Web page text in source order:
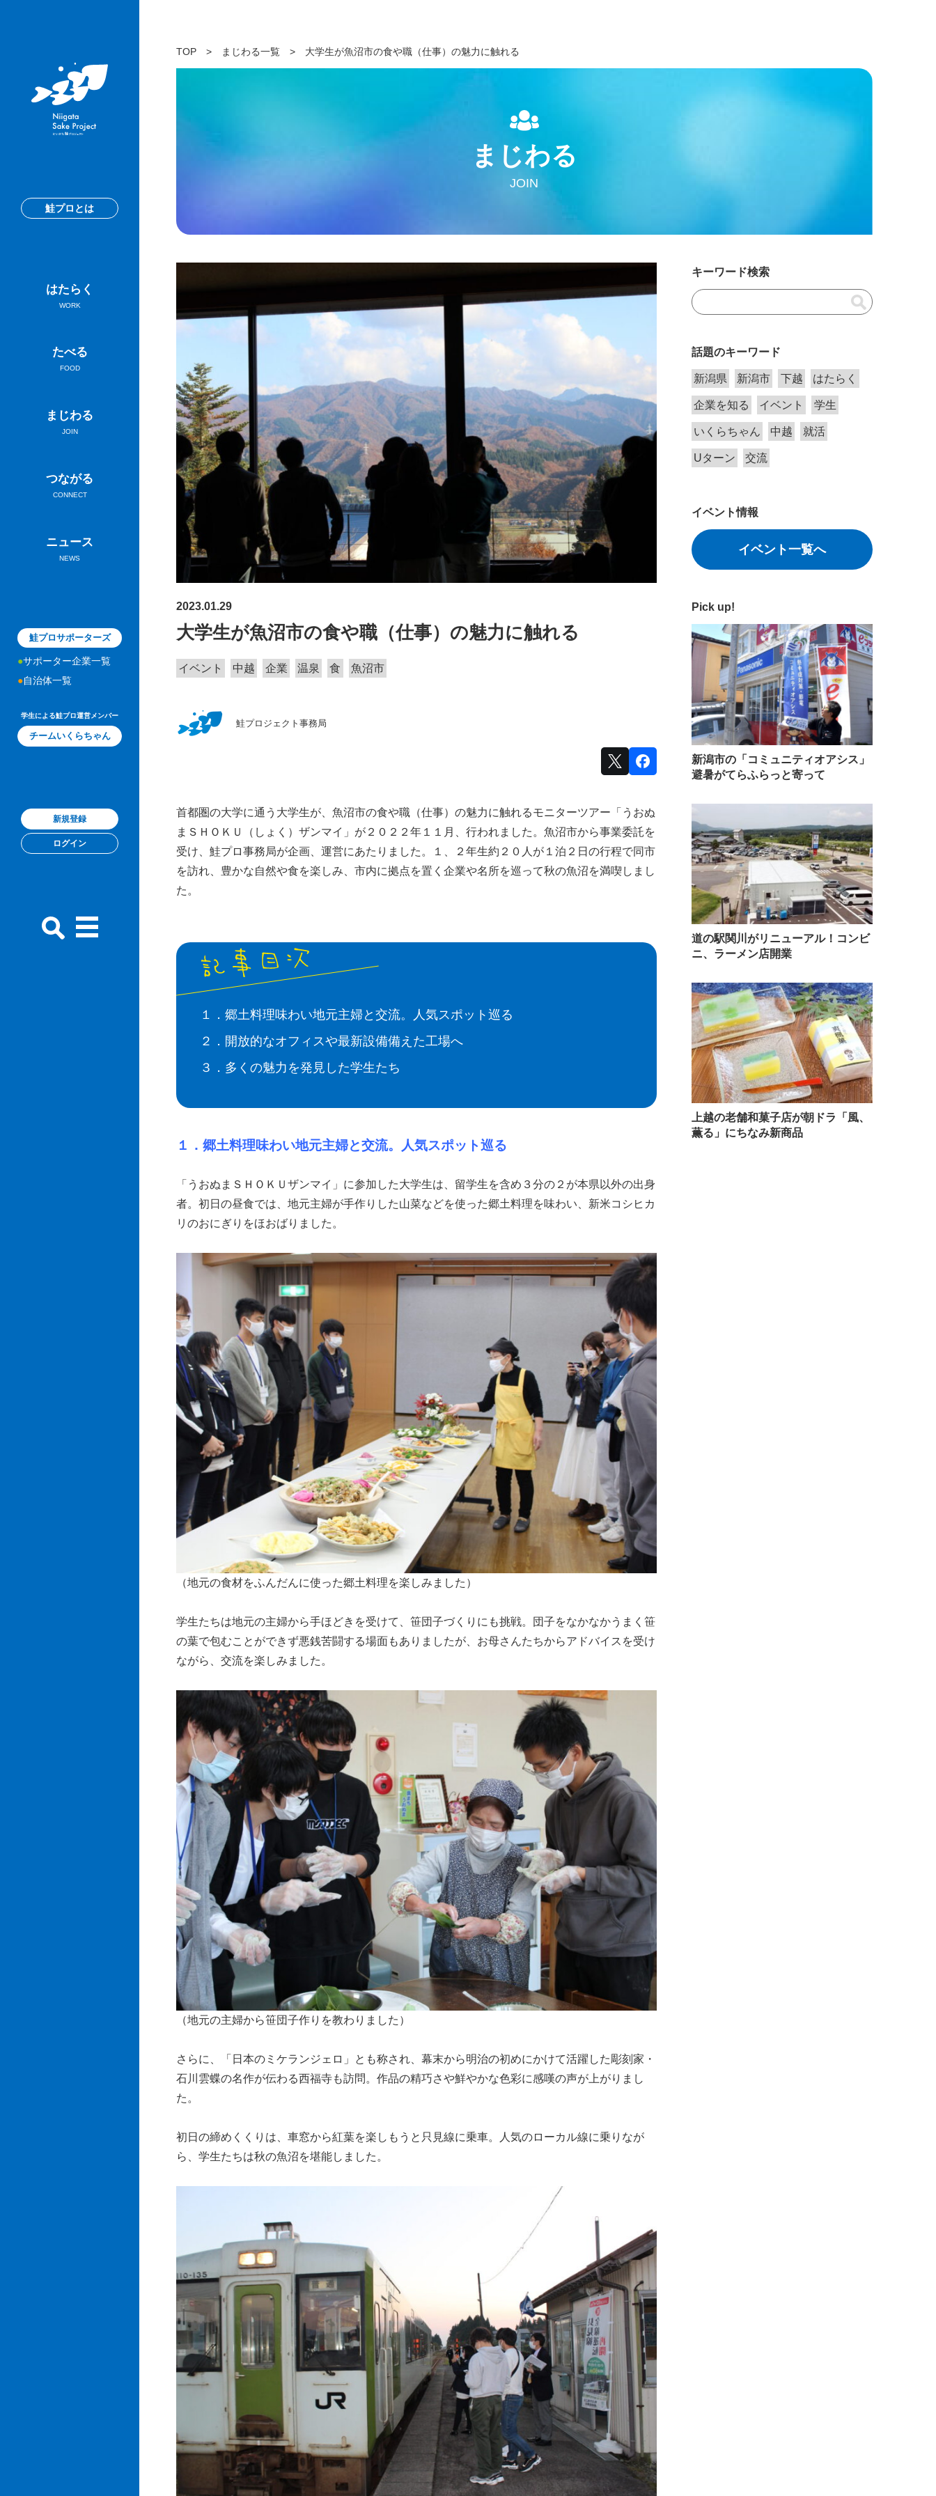
鮭プロとは
はたらく
WORK
たべる
FOOD
まじわる
JOIN
つながる
CONNECT
ニュース
NEWS
鮭プロサポーターズ
サポーター企業一覧
自治体一覧
学生による鮭プロ運営メンバー
チームいくらちゃん
新規登録
ログイン
TOP> まじわる一覧> 大学生が魚沼市の食や職（仕事）の魅力に触れる
まじわる
JOIN
2023.01.29
大学生が魚沼市の食や職（仕事）の魅力に触れる
イベント 中越 企業 温泉 食 魚沼市
鮭プロジェクト事務局
首都圏の大学に通う大学生が、魚沼市の食や職（仕事）の魅力に触れるモニターツアー「うおぬ
まＳＨＯＫＵ（しょく）ザンマイ」が２０２２年１１月、行われました。魚沼市から事業委託を
受け、鮭プロ事務局が企画、運営にあたりました。１、２年生約２０人が１泊２日の行程で同市
を訪れ、豊かな自然や食を楽しみ、市内に拠点を置く企業や名所を巡って秋の魚沼を満喫しまし
た。
１．郷土料理味わい地元主婦と交流。人気スポット巡る
２．開放的なオフィスや最新設備備えた工場へ
３．多くの魅力を発見した学生たち
１．郷土料理味わい地元主婦と交流。人気スポット巡る
「うおぬまＳＨＯＫＵザンマイ」に参加した大学生は、留学生を含め３分の２が本県以外の出身
者。初日の昼食では、地元主婦が手作りした山菜などを使った郷土料理を味わい、新米コシヒカ
リのおにぎりをほおばりました。
（地元の食材をふんだんに使った郷土料理を楽しみました）
学生たちは地元の主婦から手ほどきを受けて、笹団子づくりにも挑戦。団子をなかなかうまく笹
の葉で包むことができず悪銭苦闘する場面もありましたが、お母さんたちからアドバイスを受け
ながら、交流を楽しみました。
（地元の主婦から笹団子作りを教わりました）
さらに、「日本のミケランジェロ」とも称され、幕末から明治の初めにかけて活躍した彫刻家・
石川雲蝶の名作が伝わる西福寺も訪問。作品の精巧さや鮮やかな色彩に感嘆の声が上がりまし
た。
初日の締めくくりは、車窓から紅葉を楽しもうと只見線に乗車。人気のローカル線に乗りなが
ら、学生たちは秋の魚沼を堪能しました。
キーワード検索
話題のキーワード
新潟県 新潟市 下越 はたらく
企業を知る イベント 学生
いくらちゃん 中越 就活
Uターン 交流
イベント情報
イベント一覧へ
Pick up!
新潟市の「コミュニティオアシス」
避暑がてらふらっと寄って
道の駅関川がリニューアル！コンビ
ニ、ラーメン店開業
上越の老舗和菓子店が朝ドラ「風、
薫る」にちなみ新商品